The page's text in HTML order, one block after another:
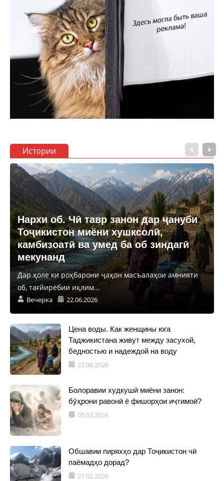
Истории
Нархи об. Чӣ тавр занон дар ҷануби
Тоҷикистон миёни хушксолӣ,
камбизоатӣ ва умед ба об зиндагӣ
мекунанд
Дар ҳоле ки роҳбарони ҷаҳон масъалаҳои амнияти
об, тағйирёбии иқлим...
Вечерка 22.06.2026
Цена воды. Как женщины юга
Таджикистана живут между засухой,
бедностью и надеждой на воду
22.06.2026
Болоравии худкушӣ миёни занон:
бӯҳрони равонӣ ё фишорҳои иҷтимоӣ?
05.03.2026
Обшавии пиряхҳо дар Тоҷикистон чӣ
паёмадҳо дорад?
27.02.2026